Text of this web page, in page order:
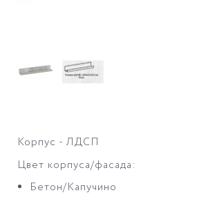
Корпус - ЛДСП
Цвет корпуса/фасада:
Бетон/Капучино